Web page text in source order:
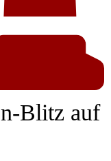
Blitz auf